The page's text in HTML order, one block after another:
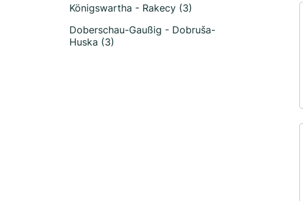
Königswartha - Rakecy (3)
Doberschau-Gaußig - Dobruša-
Huska (3)